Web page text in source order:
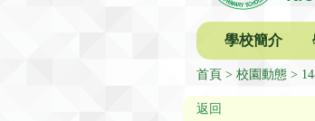
學校簡介
首頁 校園動態
返回